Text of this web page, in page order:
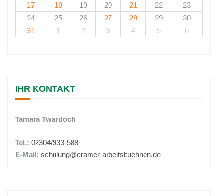
17
18 19 20 21 22
23
24
25 26 27 28 29
30
31
1 2 3 4 5 6
IHR KONTAKT
Tamara Twardoch
Tel.: 02304/933-588
E-Mail: schulung@cramer-arbeitsbuehnen.de